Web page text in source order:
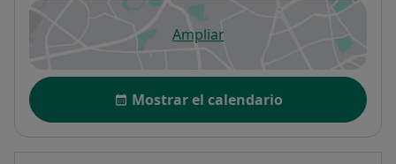
Ampliarse abre en una nueva
Disponibilidad
Mostrar el calendario